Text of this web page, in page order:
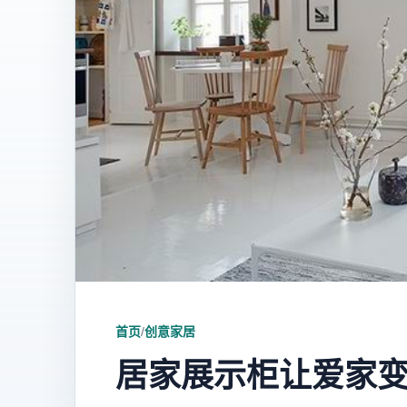
首页/创意家居
居家展示柜让爱家